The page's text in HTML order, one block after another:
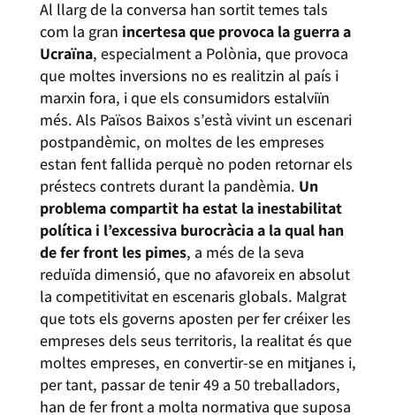
Al llarg de la conversa han sortit temes tals
com la gran incertesa que provoca la guerra a
Ucraïna, especialment a Polònia, que provoca
que moltes inversions no es realitzin al país i
marxin fora, i que els consumidors estalviïn
més. Als Països Baixos s’està vivint un escenari
postpandèmic, on moltes de les empreses
estan fent fallida perquè no poden retornar els
préstecs contrets durant la pandèmia. Un
problema compartit ha estat la inestabilitat
política i l’excessiva burocràcia a la qual han
de fer front les pimes, a més de la seva
reduïda dimensió, que no afavoreix en absolut
la competitivitat en escenaris globals. Malgrat
que tots els governs aposten per fer créixer les
empreses dels seus territoris, la realitat és que
moltes empreses, en convertir-se en mitjanes i,
per tant, passar de tenir 49 a 50 treballadors,
han de fer front a molta normativa que suposa